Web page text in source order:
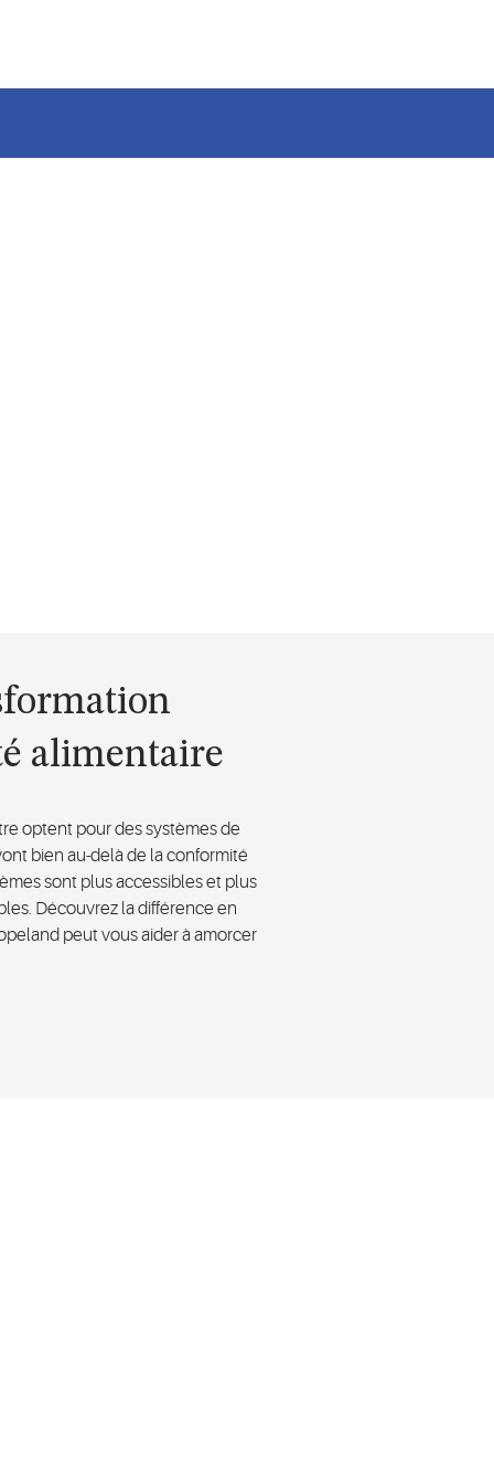
alimentaire
optent pour des systèmes de
bien au-delà de la conformité
sont plus accessibles et plus
Découvrez la différence en
peut vous aider à amorcer